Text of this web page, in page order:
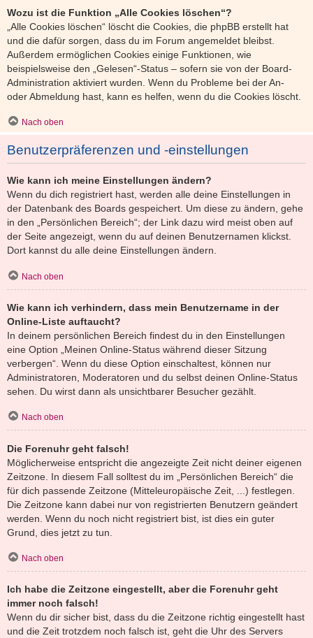
Wozu ist die Funktion „Alle Cookies löschen“?
„Alle Cookies löschen“ löscht die Cookies, die phpBB erstellt hat
und die dafür sorgen, dass du im Forum angemeldet bleibst.
Außerdem ermöglichen Cookies einige Funktionen, wie
beispielsweise den „Gelesen“-Status – sofern sie von der Board-
Administration aktiviert wurden. Wenn du Probleme bei der An-
oder Abmeldung hast, kann es helfen, wenn du die Cookies löscht.
Nach oben
Benutzerpräferenzen und -einstellungen
Wie kann ich meine Einstellungen ändern?
Wenn du dich registriert hast, werden alle deine Einstellungen in
der Datenbank des Boards gespeichert. Um diese zu ändern, gehe
in den „Persönlichen Bereich“; der Link dazu wird meist oben auf
der Seite angezeigt, wenn du auf deinen Benutzernamen klickst.
Dort kannst du alle deine Einstellungen ändern.
Nach oben
Wie kann ich verhindern, dass mein Benutzername in der
Online-Liste auftaucht?
In deinem persönlichen Bereich findest du in den Einstellungen
eine Option „Meinen Online-Status während dieser Sitzung
verbergen“. Wenn du diese Option einschaltest, können nur
Administratoren, Moderatoren und du selbst deinen Online-Status
sehen. Du wirst dann als unsichtbarer Besucher gezählt.
Nach oben
Die Forenuhr geht falsch!
Möglicherweise entspricht die angezeigte Zeit nicht deiner eigenen
Zeitzone. In diesem Fall solltest du im „Persönlichen Bereich“ die
für dich passende Zeitzone (Mitteleuropäische Zeit, ...) festlegen.
Die Zeitzone kann dabei nur von registrierten Benutzern geändert
werden. Wenn du noch nicht registriert bist, ist dies ein guter
Grund, dies jetzt zu tun.
Nach oben
Ich habe die Zeitzone eingestellt, aber die Forenuhr geht
immer noch falsch!
Wenn du dir sicher bist, dass du die Zeitzone richtig eingestellt hast
und die Zeit trotzdem noch falsch ist, geht die Uhr des Servers